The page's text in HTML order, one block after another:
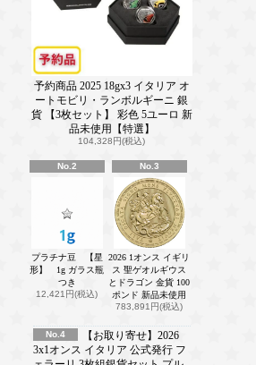
予約商品 2025 18gx3 イタリア オ
ートモビリ・ランボルギーニ 銀
貨 【3枚セット】 彩色 5ユーロ 新
品未使用【特選】
104,328円(税込)
No.2
プラチナ豆 【星
形】 1g ガラス瓶
つき
12,421円(税込)
No.3
2026 1オンス イギリ
ス 聖ゲオルギウス
とドラゴン 金貨 100
ポンド 新品未使用
783,891円(税込)
No.4
【お取り寄せ】2026
3x1オンス イタリア 公式発行 フ